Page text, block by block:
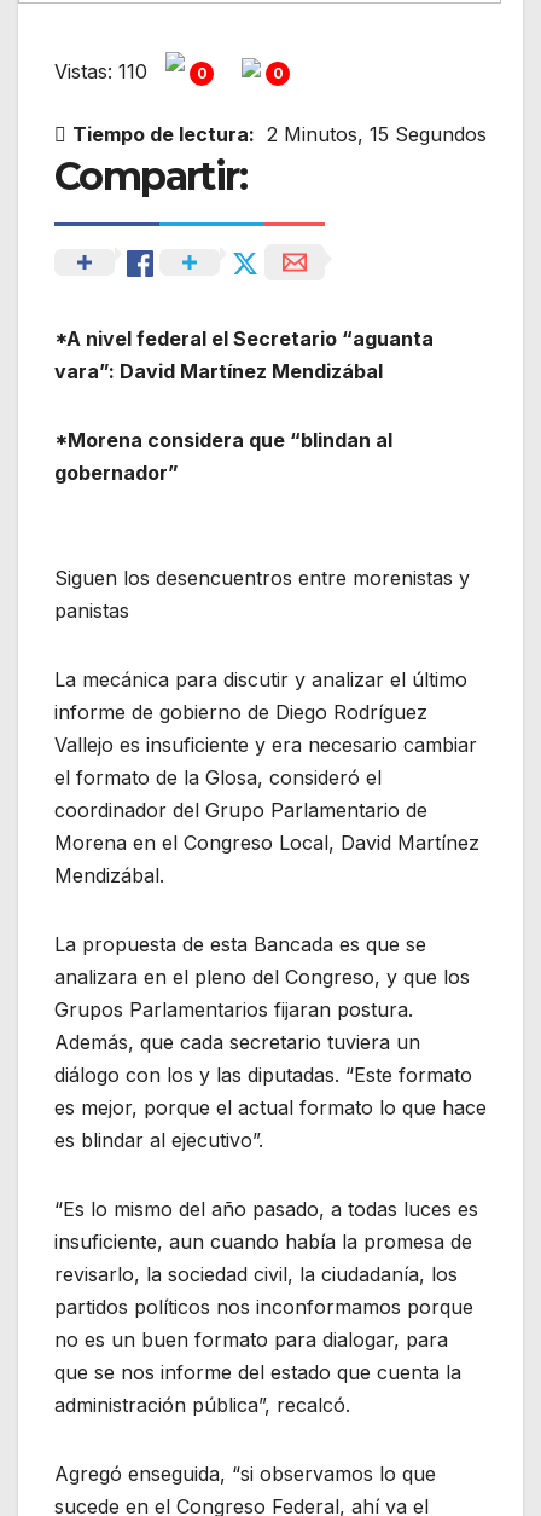
Vistas: 110 0 0
Tiempo de lectura: 2 Minutos, 15 Segundos
Compartir:
*A nivel federal el Secretario “aguanta
vara”: David Martínez Mendizábal
*Morena considera que “blindan al
gobernador”
Siguen los desencuentros entre morenistas y
panistas
La mecánica para discutir y analizar el último
informe de gobierno de Diego Rodríguez
Vallejo es insuficiente y era necesario cambiar
el formato de la Glosa, consideró el
coordinador del Grupo Parlamentario de
Morena en el Congreso Local, David Martínez
Mendizábal.
La propuesta de esta Bancada es que se
analizara en el pleno del Congreso, y que los
Grupos Parlamentarios fijaran postura.
Además, que cada secretario tuviera un
diálogo con los y las diputadas. “Este formato
es mejor, porque el actual formato lo que hace
es blindar al ejecutivo”.
“Es lo mismo del año pasado, a todas luces es
insuficiente, aun cuando había la promesa de
revisarlo, la sociedad civil, la ciudadanía, los
partidos políticos nos inconformamos porque
no es un buen formato para dialogar, para
que se nos informe del estado que cuenta la
administración pública”, recalcó.
Agregó enseguida, “si observamos lo que
sucede en el Congreso Federal, ahí va el